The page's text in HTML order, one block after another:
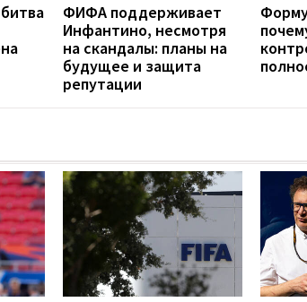
ФИФА поддерживает
Инфантино, несмотря
на скандалы: планы на
будущее и защита
репутации